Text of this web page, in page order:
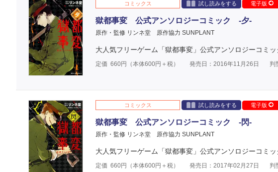
コミックス 試し読みをする 電子版
獄都事変 公式アンソロジーコミック -夕-
原作・監修 リンネ堂 原作協力 SUNPLANT
大人気フリーゲーム「獄都事変」公式アンソロジーコミ
定価 660円（本体600円＋税） 発売日：2016年11月26日 判
コミックス 試し読みをする 電子版
獄都事変 公式アンソロジーコミック -閃-
原作・監修 リンネ堂 原作協力 SUNPLANT
大人気フリーゲーム「獄都事変」公式アンソロジーコミ
定価 660円（本体600円＋税） 発売日：2017年02月27日 判